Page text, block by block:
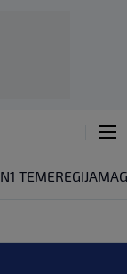
N1 TEMEREGIJA